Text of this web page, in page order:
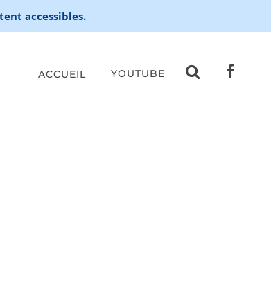
accessibles.
ACCUEIL YOUTUBE